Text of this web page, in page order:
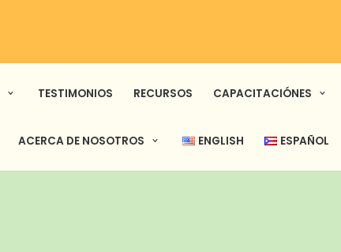
TESTIMONIOS RECURSOS CAPACITACIÓNES
ACERCA DE NOSOTROS ENGLISH ESPAÑOL